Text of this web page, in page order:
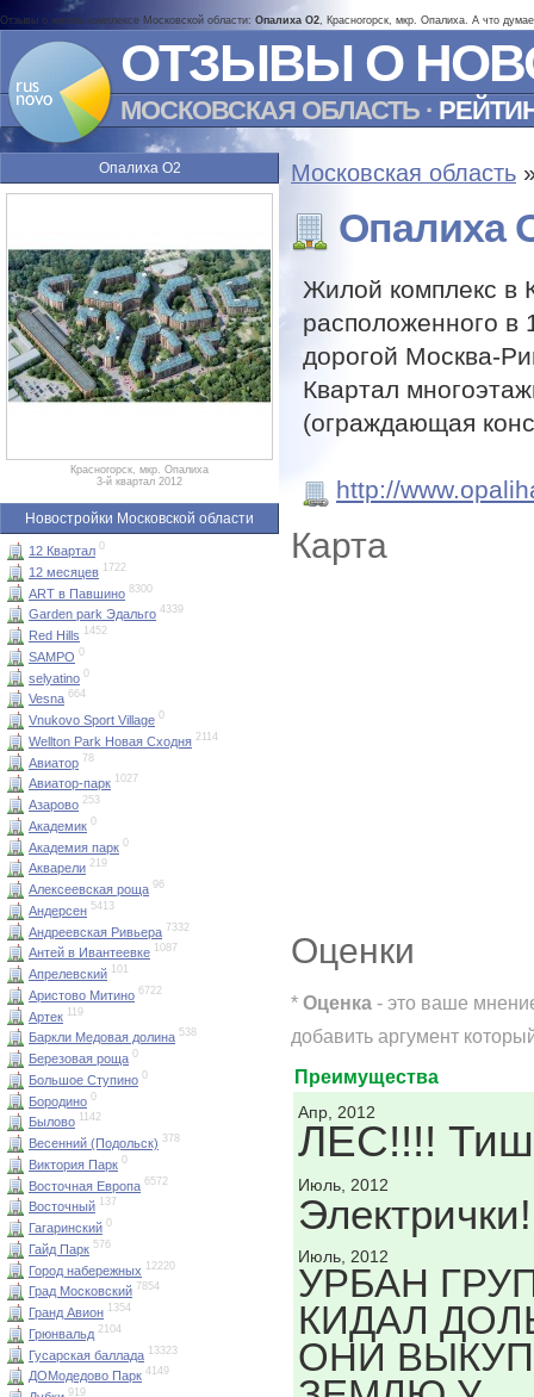
Отзывы о жилом комплексе Московской области: Опалиха О2, Красногорск, мкр. Опалиха. А что
ОТЗЫВЫ О
МОСКОВСКАЯ ОБЛАСТЬ ·
Опалиха О2
Красногорск, мкр. Опалиха
3-й квартал 2012
Новостройки Московской области
12 Квартал 0
12 месяцев 1722
ART в Павшино 8300
Garden park Эдальго 4339
Red Hills 1452
SAMPO 0
selyatino 0
Vesna 664
Vnukovo Sport Village 0
Wellton Park Новая Сходня 2114
Авиатор 78
Авиатор-парк 1027
Азарово 253
Академик 0
Академия парк 0
Акварели 219
Алексеевская роща 96
Андерсен 5413
Андреевская Ривьера 7332
Антей в Ивантеевке 1087
Апрелевский 101
Аристово Митино 6722
Артек 119
Баркли Медовая долина 538
Березовая роща 0
Большое Ступино 0
Бородино 0
Былово 1142
Весенний (Подольск) 378
Виктория Парк 0
Восточная Европа 6572
Восточный 137
Гагаринский 0
Гайд Парк 576
Город набережных 12220
Град Московский 7854
Гранд Авион 1354
Грюнвальд 2104
Гусарская баллада 13323
ДОМодедово Парк 4149
919
Московская область
Опалиха
Жилой комплекс в
расположенного
дорогой Москва-
Квартал
(ограждающая
http://
Карта
Оценки
* Оценка - это ваше
добавить аргумент
Преимущества
Апр, 2012
ЛЕС!!!!
Июль, 2012
Июль, 2012
УРБАН
КИДАЛ
ОНИ